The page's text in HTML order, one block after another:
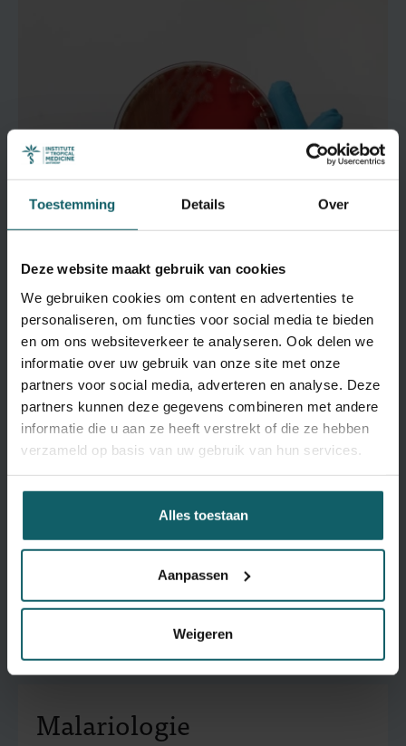
Toestemming Details Over
Deze website maakt gebruik van cookies
We gebruiken cookies om content en advertenties te
personaliseren, om functies voor social media te bieden
en om ons websiteverkeer te analyseren. Ook delen we
informatie over uw gebruik van onze site met onze
partners voor social media, adverteren en analyse. Deze
partners kunnen deze gegevens combineren met andere
informatie die u aan ze heeft verstrekt of die ze hebben
verzameld op basis van uw gebruik van hun services.
Alles toestaan
Aanpassen
Weigeren
Antimicrobiële resistentie
Research units
Referentielaboratorium
Malariologie